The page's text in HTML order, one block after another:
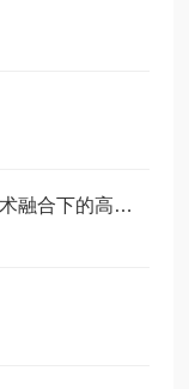
视频信号延时测试仪的设计原理：技术融合下的高精度方案